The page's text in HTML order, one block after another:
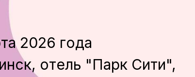
2026 года
отель "Парк Сити",